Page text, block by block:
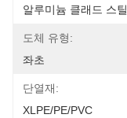
알루미늄 클래드 스틸
도체 유형:
좌초
단열재:
XLPE/PE/PVC